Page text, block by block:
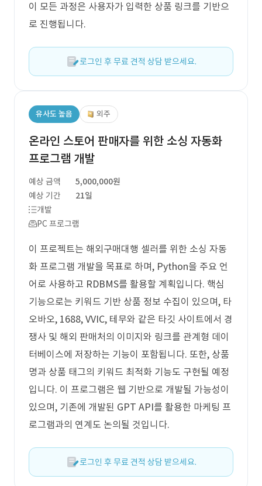
이 모든 과정은 사용자가 입력한 상품 링크를 기반으
로 진행됩니다.
로그인 후 무료 견적 상담 받으세요.
유사도 높음 외주
온라인 스토어 판매자를 위한 소싱 자동화
프로그램 개발
예상 금액
5,000,000원
예상 기간
21일
개발
PC 프로그램
이 프로젝트는 해외구매대행 셀러를 위한 소싱 자동
화 프로그램 개발을 목표로 하며, Python을 주요 언
어로 사용하고 RDBMS를 활용할 계획입니다. 핵심
기능으로는 키워드 기반 상품 정보 수집이 있으며, 타
오바오, 1688, VVIC, 테무와 같은 타깃 사이트에서 경
쟁사 및 해외 판매처의 이미지와 링크를 관계형 데이
터베이스에 저장하는 기능이 포함됩니다. 또한, 상품
명과 상품 태그의 키워드 최적화 기능도 구현될 예정
입니다. 이 프로그램은 웹 기반으로 개발될 가능성이
있으며, 기존에 개발된 GPT API를 활용한 마케팅 프
로그램과의 연계도 논의될 것입니다.
로그인 후 무료 견적 상담 받으세요.